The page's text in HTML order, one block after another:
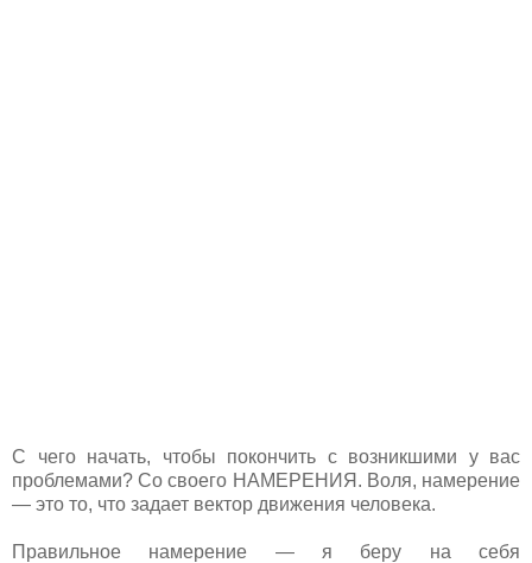
С чего начать, чтобы покончить с возникшими у вас
проблемами? Со своего НАМЕРЕНИЯ. Воля, намерение
— это то, что задает вектор движения человека.
Правильное намерение — я беру на себя